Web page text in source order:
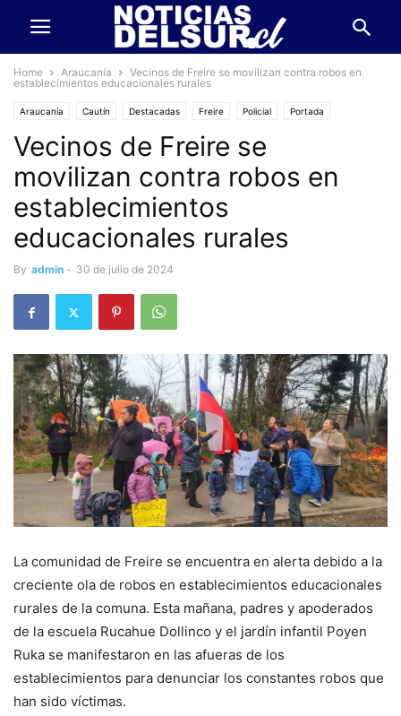
Home Araucanía
Vecinos de Freire se movilizan contra robos en
establecimientos educacionales rurales
Araucanía Cautín Destacadas Freire Policial Portada
Vecinos de Freire se
movilizan contra robos en
establecimientos
educacionales rurales
By admin - 30 de julio de 2024
La comunidad de Freire se encuentra en alerta debido a la
creciente ola de robos en establecimientos educacionales
rurales de la comuna. Esta mañana, padres y apoderados
de la escuela Rucahue Dollinco y el jardín infantil Poyen
Ruka se manifestaron en las afueras de los
establecimientos para denunciar los constantes robos que
han sido víctimas.